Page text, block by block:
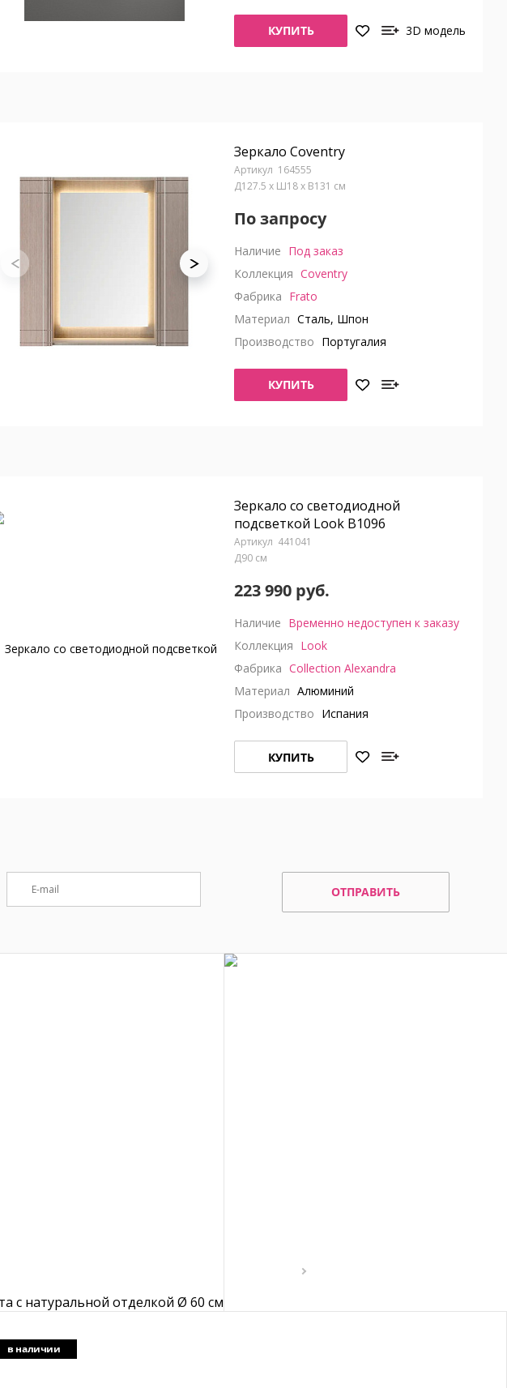
КУПИТЬ 3D модель
Зеркало Coventry
164555
Д127.5 x Ш18 x В131 см
По запросу
Наличие Под заказ
Коллекция Coventry
Фабрика Frato
Материал Сталь, Шпон
Производство Португалия
КУПИТЬ
Зеркало со светодиодной
подсветкой Look B1096
441041
Д90 см
223 990 руб.
Наличие Временно недоступен к заказу
Коллекция Look
Фабрика Collection Alexandra
Материал Алюминий
Производство Испания
КУПИТЬ
ОТПРАВИТЬ
в наличии